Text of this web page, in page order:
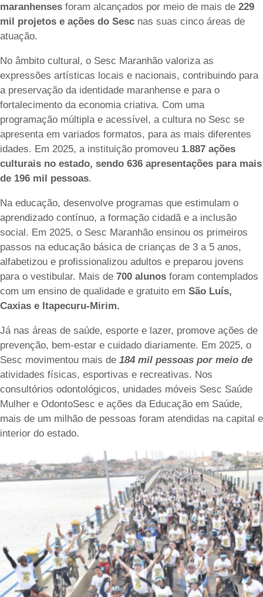
maranhenses foram alcançados por meio de mais de 229
mil projetos e ações do Sesc nas suas cinco áreas de
atuação.
No âmbito cultural, o Sesc Maranhão valoriza as
expressões artísticas locais e nacionais, contribuindo para
a preservação da identidade maranhense e para o
fortalecimento da economia criativa. Com uma
programação múltipla e acessível, a cultura no Sesc se
apresenta em variados formatos, para as mais diferentes
idades. Em 2025, a instituição promoveu 1.887 ações
culturais no estado, sendo 636 apresentações para mais
de 196 mil pessoas.
Na educação, desenvolve programas que estimulam o
aprendizado contínuo, a formação cidadã e a inclusão
social. Em 2025, o Sesc Maranhão ensinou os primeiros
passos na educação básica de crianças de 3 a 5 anos,
alfabetizou e profissionalizou adultos e preparou jovens
para o vestibular. Mais de 700 alunos foram contemplados
com um ensino de qualidade e gratuito em São Luís,
Caxias e Itapecuru-Mirim.
Já nas áreas de saúde, esporte e lazer, promove ações de
prevenção, bem-estar e cuidado diariamente. Em 2025, o
Sesc movimentou mais de 184 mil pessoas por meio de
atividades físicas, esportivas e recreativas. Nos
consultórios odontológicos, unidades móveis Sesc Saúde
Mulher e OdontoSesc e ações da Educação em Saúde,
mais de um milhão de pessoas foram atendidas na capital e
interior do estado.